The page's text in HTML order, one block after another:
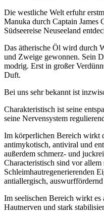
Die westliche Welt erfuhr
Manuka durch Captain James
Südseereise Neuseeland
Das ätherische Öl wird durch
und Zweige gewonnen. Sein
modrig. Erst in großer
Duft.
Bei uns sehr bekannt ist
Charakteristisch ist seine
seine Nervensystem
Im körperlichen Bereich wirkt
antimykotisch, antiviral und
außerdem schmerz- und
Characteristisch sind vor allem
Schleimhautregenerierenden
antiallergisch,
Im seelischen Bereich wirkt
Hautnerven und stark